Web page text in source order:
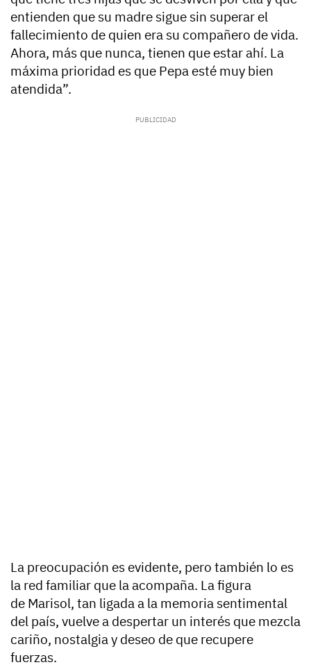
entienden que su madre sigue sin superar el
fallecimiento de quien era su compañero de vida.
Ahora, más que nunca, tienen que estar ahí. La
máxima prioridad es que Pepa esté muy bien
atendida”.
La preocupación es evidente, pero también lo es
la red familiar que la acompaña. La figura
de Marisol, tan ligada a la memoria sentimental
del país, vuelve a despertar un interés que mezcla
cariño, nostalgia y deseo de que recupere
fuerzas.